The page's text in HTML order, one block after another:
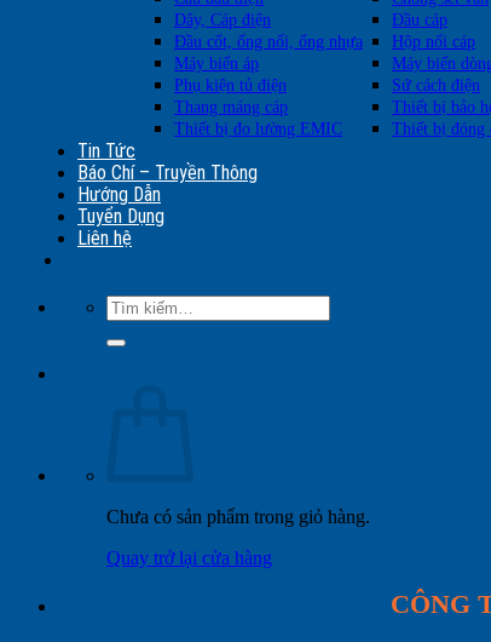
Dây, Cáp điện
Đầu cáp
Đầu cốt, ống nối, ống nhựa
Hộp nối cáp
Máy biến áp
Máy biến
Phụ kiện tủ điện
Sứ cách điện
Thang máng cáp
Thiết bị bảo
Thiết bị đo lường EMIC
Thiết bị đóng
Tin Tức
Báo Chí – Truyền Thông
Hướng Dẫn
Tuyển Dụng
Liên hệ
Tìm
kiếm:
Chưa có sản phẩm trong giỏ hàng.
Quay trở lại cửa hàng
CÔNG